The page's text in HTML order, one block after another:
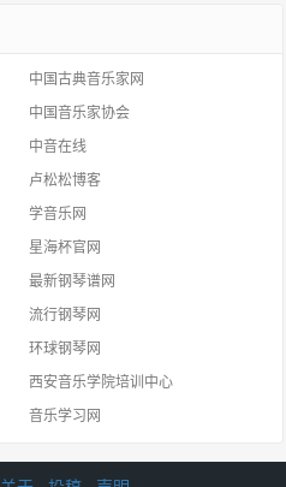
中国古典音乐家网
中国音乐家协会
中音在线
卢松松博客
学音乐网
星海杯官网
最新钢琴谱网
流行钢琴网
环球钢琴网
西安音乐学院培训中心
音乐学习网